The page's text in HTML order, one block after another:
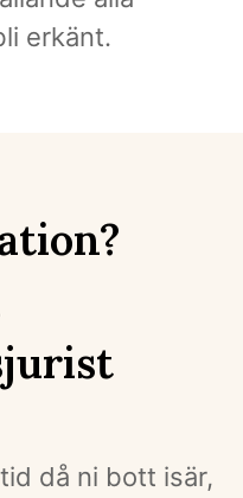
erkänt.
då ni bott isär,